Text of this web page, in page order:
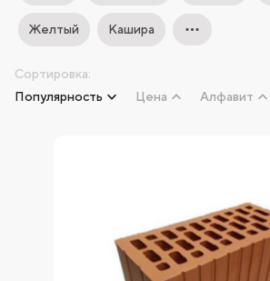
Желтый Кашира
Сортировка:
Популярность
Цена Алфавит